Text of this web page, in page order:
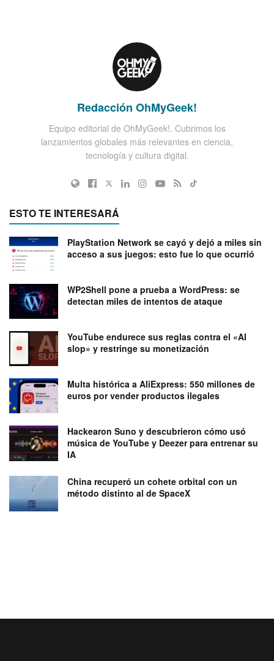
Redacción OhMyGeek!
Equipo editorial de OhMyGeek!. Cubrimos los
lanzamientos globales más relevantes en ciencia,
tecnología y cultura digital.
ESTO TE INTERESARÁ
PlayStation Network se cayó y dejó a miles sin
acceso a sus juegos: esto fue lo que ocurrió
WP2Shell pone a prueba a WordPress: se
detectan miles de intentos de ataque
YouTube endurece sus reglas contra el «AI
slop» y restringe su monetización
Multa histórica a AliExpress: 550 millones de
euros por vender productos ilegales
Hackearon Suno y descubrieron cómo usó
música de YouTube y Deezer para entrenar su
IA
China recuperó un cohete orbital con un
método distinto al de SpaceX